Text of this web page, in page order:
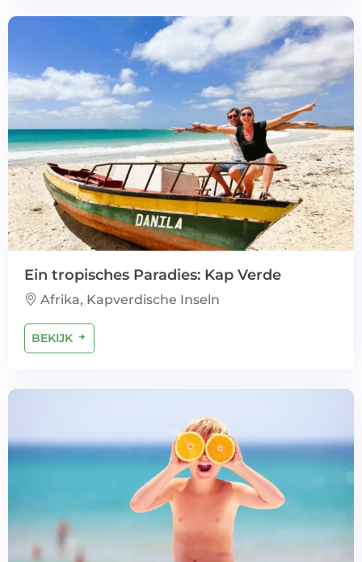
Ein tropisches Paradies: Kap Verde
Afrika, Kapverdische Inseln
BEKIJK